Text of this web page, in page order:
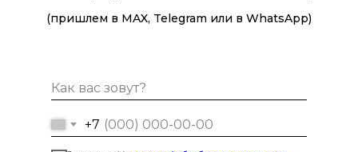
(пришлем в MAX, Telegram или в WhatsApp)
+7